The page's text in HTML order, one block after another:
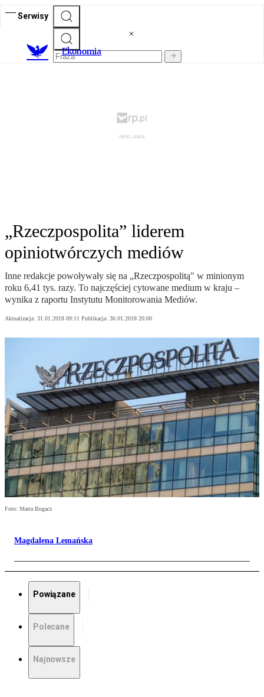
Serwisy
Ekonomia
„Rzeczpospolita” liderem
opiniotwórczych mediów
Inne redakcje powoływały się na „Rzeczpospolitą" w minionym
roku 6,41 tys. razy. To najczęściej cytowane medium w kraju –
wynika z raportu Instytutu Monitorowania Mediów.
Aktualizacja: 31.01.2018 09:11 Publikacja: 30.01.2018 20:00
Foto: Marta Bogacz
Magdalena Lemańska
Powiązane
Polecane
Najnowsze